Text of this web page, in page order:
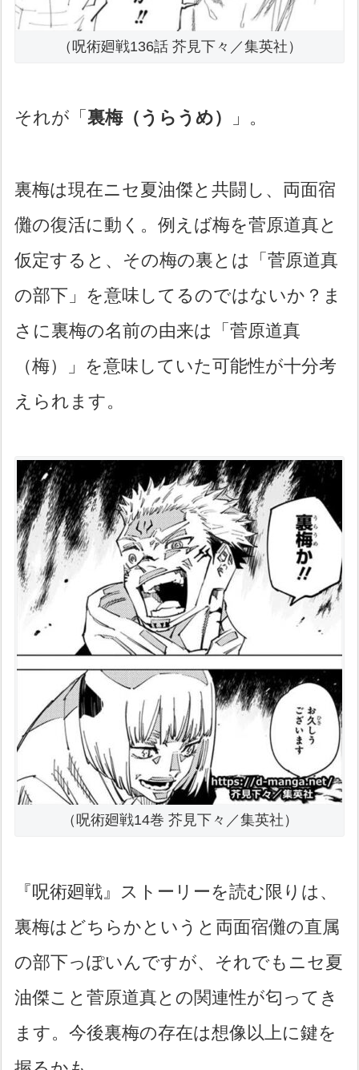
（呪術廻戦136話 芥見下々／集英社）
それが「裏梅（うらうめ） 」。
裏梅は現在ニセ夏油傑と共闘し、両面宿
儺の復活に動く。例えば梅を菅原道真と
仮定すると、その梅の裏とは「菅原道真
の部下」を意味してるのではないか？ま
さに裏梅の名前の由来は「菅原道真
（梅）」を意味していた可能性が十分考
えられます。
（呪術廻戦14巻 芥見下々／集英社）
『呪術廻戦』ストーリーを読む限りは、
裏梅はどちらかというと両面宿儺の直属
の部下っぽいんですが、それでもニセ夏
油傑こと菅原道真との関連性が匂ってき
ます。今後裏梅の存在は想像以上に鍵を